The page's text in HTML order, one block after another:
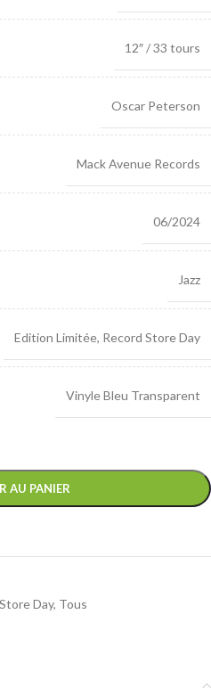
12″ / 33 tours
Oscar Peterson
Mack Avenue Records
06/2024
Jazz
Edition Limitée, Record Store Day
Vinyle Bleu Transparent
AU PANIER
Day, Tous